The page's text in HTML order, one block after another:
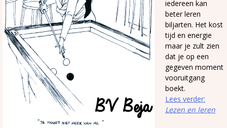
iedereen kan
beter leren
biljarten. Het kost
tijd en energie
maar je zult zien
dat je op een
gegeven moment
vooruitgang
boekt.
Lees verder:
Lezen en leren